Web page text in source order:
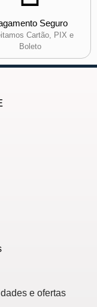
Seguro
Cartão, PIX e
Boleto
e ofertas